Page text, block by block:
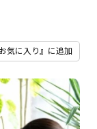
気に入り』に追加